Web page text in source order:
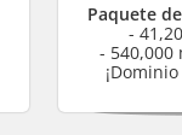
Paquete
-
-